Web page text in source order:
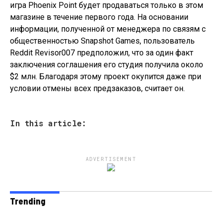
игра Phoenix Point будет продаваться только в этом
магазине в течение первого года. На основании
информации, полученной от менеджера по связям с
общественностью Snapshot Games, пользователь
Reddit Revisor007 предположил, что за один факт
заключения соглашения его студия получила около
$2 млн. Благодаря этому проект окупится даже при
условии отмены всех предзаказов, считает он.
In this article:
ADVERTISEMENT
Trending